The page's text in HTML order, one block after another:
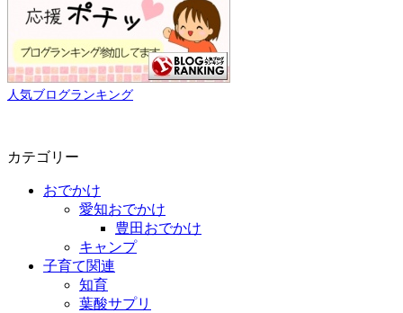
人気ブログランキング
カテゴリー
おでかけ
愛知おでかけ
豊田おでかけ
キャンプ
子育て関連
知育
葉酸サプリ